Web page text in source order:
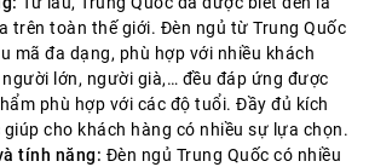
trên toàn thế giới. Đèn ngủ từ Trung Quốc
mã đa dạng, phù hợp với nhiều khách
lớn, người già,… đều đáp ứng được
phù hợp với các độ tuổi. Đầy đủ kích
cho khách hàng có nhiều sự lựa chọn.
tính năng: Đèn ngủ Trung Quốc có nhiều